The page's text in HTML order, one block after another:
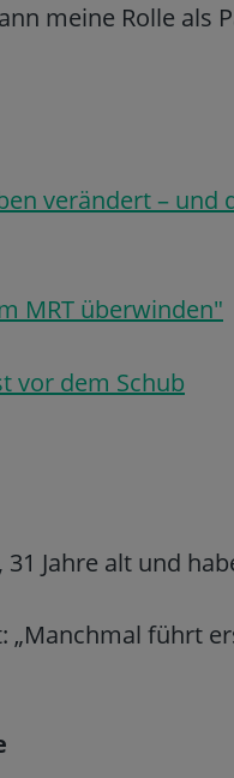
meine Rolle als
verändert – und
MRT überwinden"
vor dem Schub
Jahre alt und
„Manchmal führt